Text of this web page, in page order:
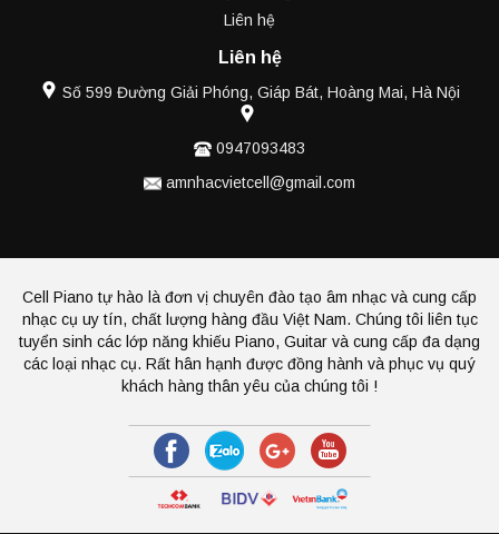
Liên hệ
Liên hệ
Số 599 Đường Giải Phóng, Giáp Bát, Hoàng Mai, Hà Nội
0947093483
amnhacvietcell@gmail.com
Cell Piano tự hào là đơn vị chuyên đào tạo âm nhạc và cung cấp
nhạc cụ uy tín, chất lượng hàng đầu Việt Nam. Chúng tôi liên tục
tuyển sinh các lớp năng khiếu Piano, Guitar và cung cấp đa dạng
các loại nhạc cụ. Rất hân hạnh được đồng hành và phục vụ quý
khách hàng thân yêu của chúng tôi !